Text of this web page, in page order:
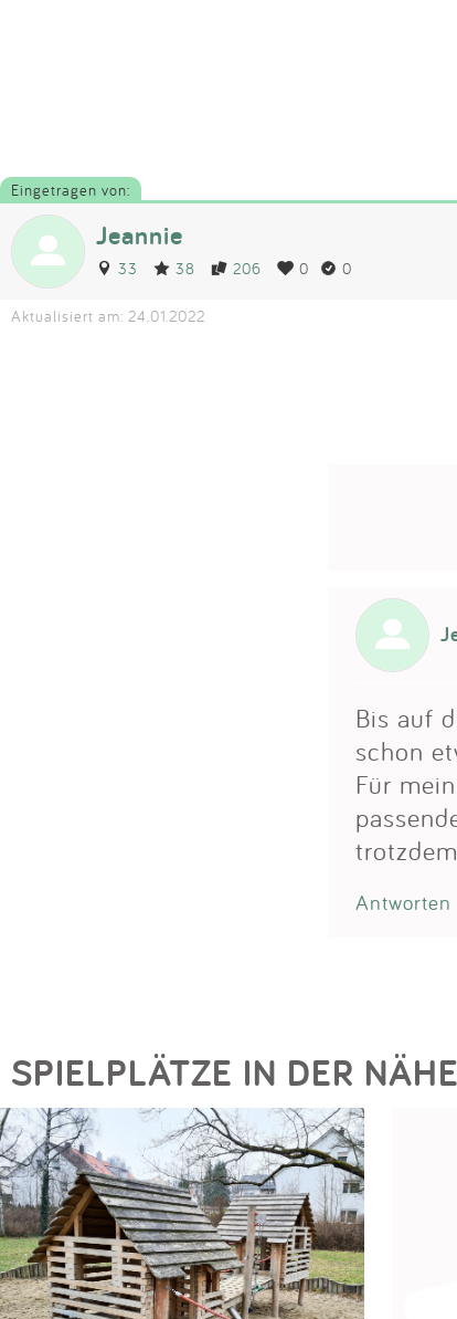
Eingetragen von:
Jeannie
33 38 206 0 0
Aktualisiert am: 24.01.2022
Bis auf
schon
Für
Antworten
SPIELPLÄTZE IN DER NÄHE